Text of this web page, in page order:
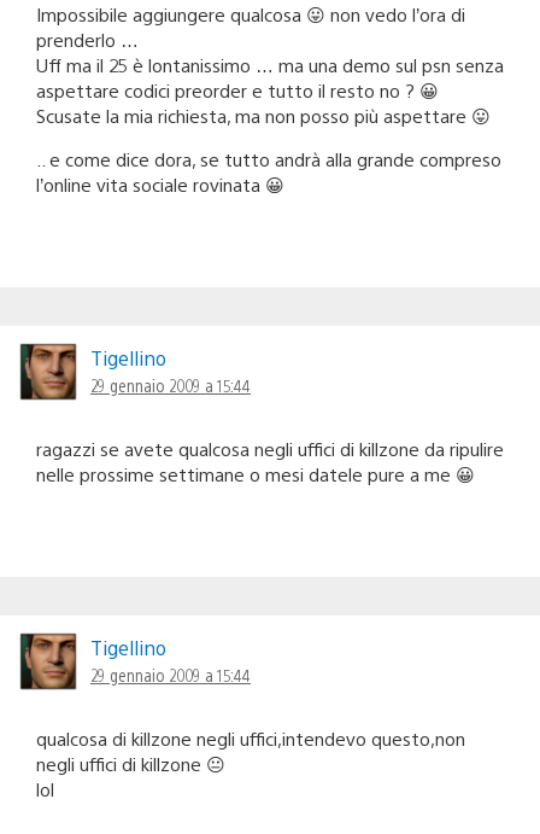
Impossibile aggiungere qualcosa 😛 non vedo l’ora di
prenderlo …
Uff ma il 25 è lontanissimo … ma una demo sul psn senza
aspettare codici preorder e tutto il resto no ? 😀
Scusate la mia richiesta, ma non posso più aspettare 😛
.. e come dice dora, se tutto andrà alla grande compreso
l’online vita sociale rovinata 😀
Tigellino
29 gennaio 2009 a 15:44
ragazzi se avete qualcosa negli uffici di killzone da ripulire
nelle prossime settimane o mesi datele pure a me 😀
Tigellino
29 gennaio 2009 a 15:44
qualcosa di killzone negli uffici,intendevo questo,non
negli uffici di killzone 😐
lol